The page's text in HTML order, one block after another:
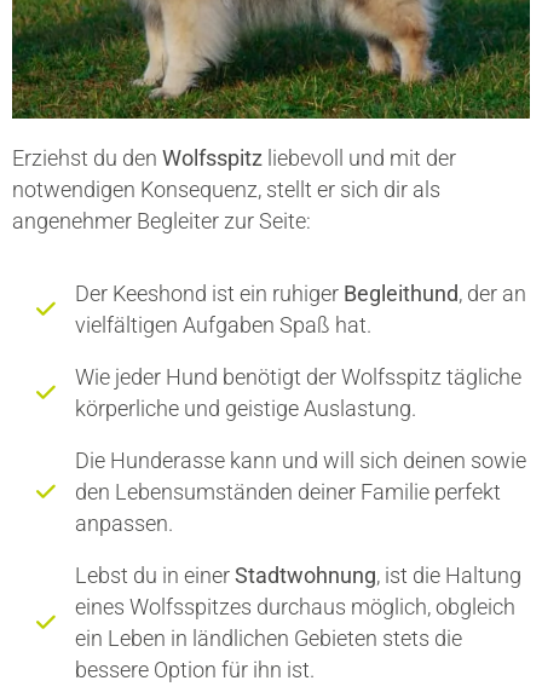
Erziehst du den Wolfsspitz liebevoll und mit der
notwendigen Konsequenz, stellt er sich dir als
angenehmer Begleiter zur Seite:
Der Keeshond ist ein ruhiger Begleithund, der an
vielfältigen Aufgaben Spaß hat.
Wie jeder Hund benötigt der Wolfsspitz tägliche
körperliche und geistige Auslastung.
Die Hunderasse kann und will sich deinen sowie
den Lebensumständen deiner Familie perfekt
anpassen.
Lebst du in einerStadtwohnung, ist die Haltung
eines Wolfsspitzes durchaus möglich, obgleich
ein Leben in ländlichen Gebieten stets die
bessere Option für ihn ist.